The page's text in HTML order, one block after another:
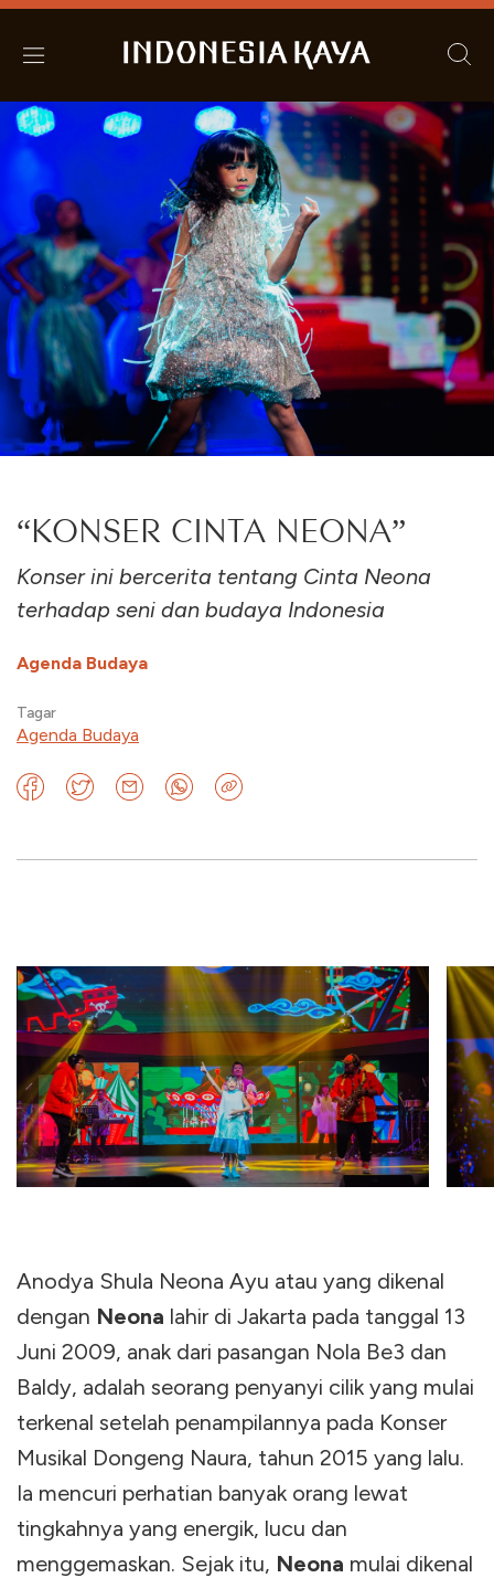
“KONSER CINTA NEONA”
Konser ini bercerita tentang Cinta Neona
terhadap seni dan budaya Indonesia
Agenda Budaya
Tagar
Agenda Budaya
Anodya Shula Neona Ayu atau yang dikenal
dengan Neona lahir di Jakarta pada tanggal 13
Juni 2009, anak dari pasangan Nola Be3 dan
Baldy, adalah seorang penyanyi cilik yang mulai
terkenal setelah penampilannya pada Konser
Musikal Dongeng Naura, tahun 2015 yang lalu.
Ia mencuri perhatian banyak orang lewat
tingkahnya yang energik, lucu dan
menggemaskan. Sejak itu, Neona mulai dikenal